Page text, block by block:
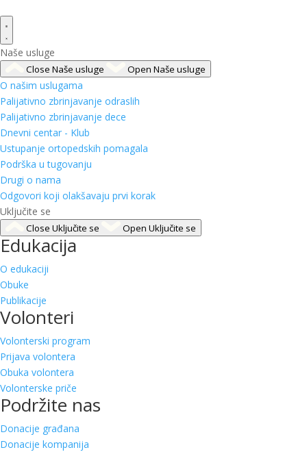
Naše usluge
Close Naše usluge Open Naše usluge
O našim uslugama
Palijativno zbrinjavanje odraslih
Palijativno zbrinjavanje dece
Dnevni centar - Klub
Ustupanje ortopedskih pomagala
Podrška u tugovanju
Drugi o nama
Odgovori koji olakšavaju prvi korak
Uključite se
Close Uključite se Open Uključite se
Edukacija
O edukaciji
Obuke
Publikacije
Volonteri
Volonterski program
Prijava volontera
Obuka volontera
Volonterske priče
Podržite nas
Donacije građana
Donacije kompanija